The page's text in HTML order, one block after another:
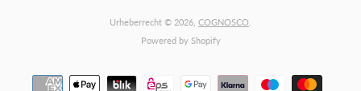
Urheberrecht © 2026, COGNOSCO
Powered by Shopify
Zahlungsarten